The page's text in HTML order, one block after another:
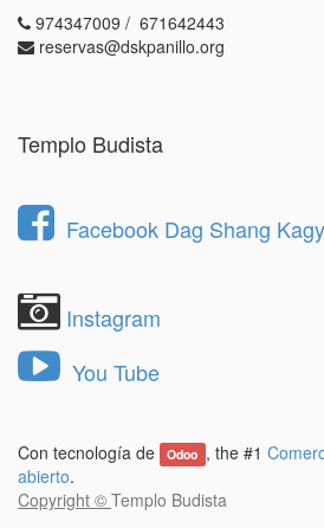
974347009 / 671642443
reservas@dskpanillo.org
Templo Budista
Facebook Dag Shang
Instagram
You Tube
Con tecnología de Odoo , the #1
abierto.
Copyright © Templo Budista